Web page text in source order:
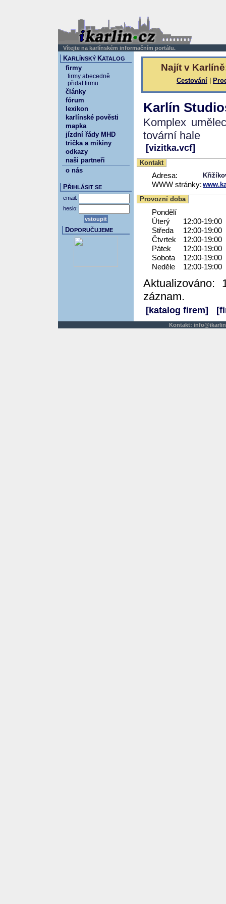
Vítejte na karlínském informačním portálu.
Najít v
Cestování
Karlín
Komplex
tovární hale
[vizitka.vcf]
Kontakt
Adresa:
WWW stránky:
Provozní doba
Pondělí
Úterý
12:00-19:00
Středa
12:00-19:00
Čtvrtek
12:00-19:00
Pátek
12:00-19:00
Sobota
12:00-19:00
Neděle
12:00-19:00
Aktualizováno:
záznam.
[katalog firem]
KARLÍNSKÝ KATALOG
firmy
firmy abecedně
přidat firmu
články
fórum
lexikon
karlínské pověsti
mapka
jízdní řády MHD
trička a mikiny
odkazy
naši partneři
o nás
PŘIHLÁSIT SE
email:
heslo:
DOPORUČUJEME
Kontakt: